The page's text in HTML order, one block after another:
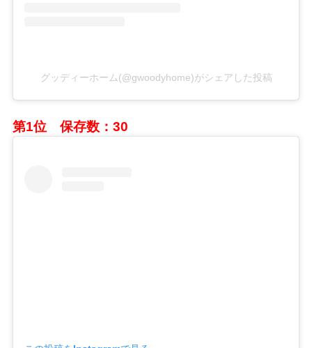
グッディーホーム(@gwoodyhome)がシェアした投稿
第1位 保存数：30